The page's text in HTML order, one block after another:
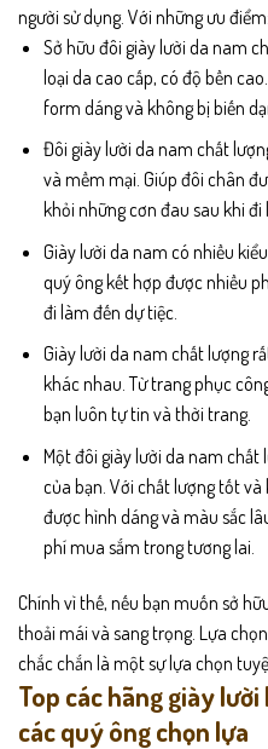
người sử dụng. Với những ưu điểm:
Sở hữu đôi giày lười da nam
loại da cao cấp, có độ bền
form dáng và không bị biến
Đôi giày lười da nam chất
và mềm mại. Giúp đôi chân
khỏi những cơn đau sau khi
Giày lười da nam có nhiều
quý ông kết hợp được nhiều
đi làm đến dự tiệc.
Giày lười da nam chất lượng
khác nhau. Từ trang phục
bạn luôn tự tin và thời trang.
Một đôi giày lười da nam chất
của bạn. Với chất lượng tốt và
được hình dáng và màu sắc
phí mua sắm trong tương lai.
Chính vì thế, nếu bạn muốn sở
thoải mái và sang trọng. Lựa
chắc chắn là một sự lựa chọn
Top các hãng giày
các quý ông chọn lựa